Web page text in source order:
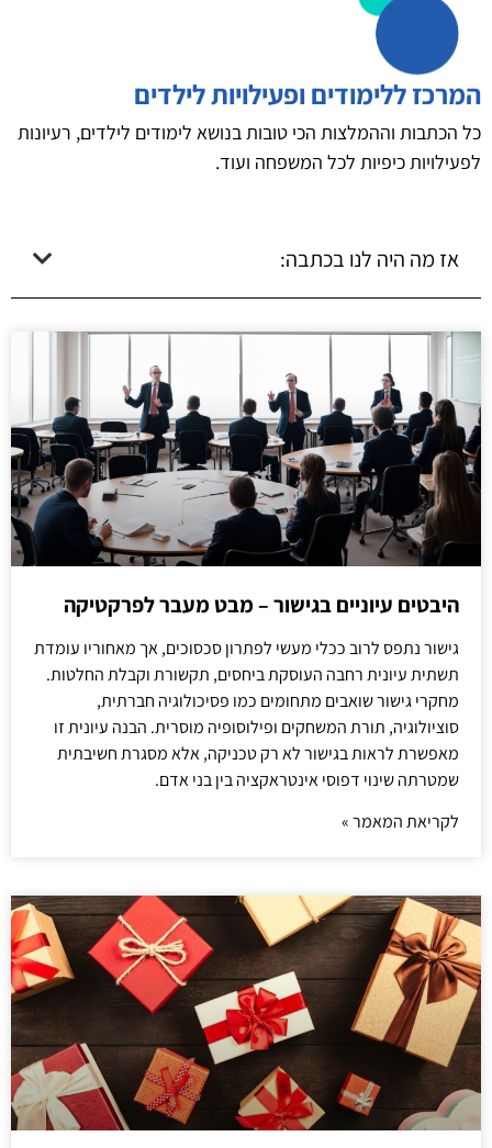
המרכז ללימודים ופעילויות לילדים
כל הכתבות וההמלצות הכי טובות בנושא לימודים לילדים, רעיונות
לפעילויות כיפיות לכל המשפחה ועוד.
אז מה היה לנו בכתבה:
היבטים עיוניים בגישור – מבט מעבר לפרקטיקה
גישור נתפס לרוב ככלי מעשי לפתרון סכסוכים, אך מאחוריו עומדת
תשתית עיונית רחבה העוסקת ביחסים, תקשורת וקבלת החלטות.
מחקרי גישור שואבים מתחומים כמו פסיכולוגיה חברתית,
סוציולוגיה, תורת המשחקים ופילוסופיה מוסרית. הבנה עיונית זו
מאפשרת לראות בגישור לא רק טכניקה, אלא מסגרת חשיבתית
שמטרתה שינוי דפוסי אינטראקציה בין בני אדם.
לקריאת המאמר »